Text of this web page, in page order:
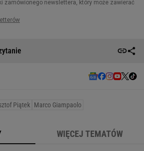
Piątek Marco Giampaolo
WIĘCEJ TEMATÓW